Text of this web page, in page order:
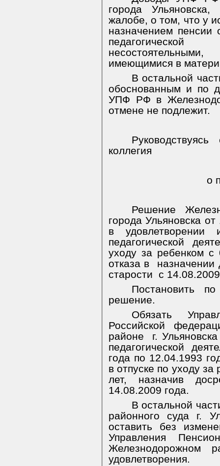
города
жалобе, о том, что у
назначением пенсии
педагогической
имеющимися в
В остальной
обоснованным и по
УПФ РФ в
отмене не подлежит.
коллегия
о
Решение
города Ульяновска
в
педагогической
уходу за ребенком с
отказа в
назначении
старости с
Постановить
решение.
Обязать
Российской
районе
г.
педагогической
года по 12.04.1993
в отпуске по уходу
лет, назначив
14.08.2009 года.
В остальной
районного суда г.
оставить без
Управления
Железнодорожном
удовлетворения.